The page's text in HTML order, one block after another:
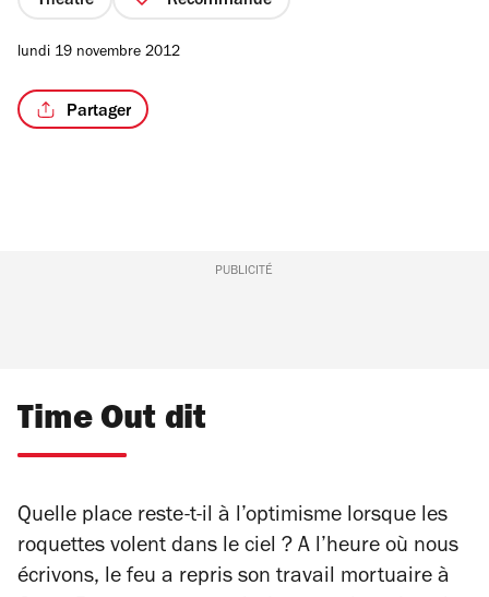
lundi 19 novembre 2012
Partager
PUBLICITÉ
Time Out dit
Quelle place reste-t-il à l’optimisme lorsque les
roquettes volent dans le ciel ? A l’heure où nous
écrivons, le feu a repris son travail mortuaire à